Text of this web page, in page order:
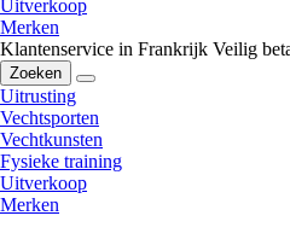
Uitverkoop
Merken
Klantenservice in Frankrijk Veilig
Zoeken
Uitrusting
Vechtsporten
Vechtkunsten
Fysieke training
Uitverkoop
Merken